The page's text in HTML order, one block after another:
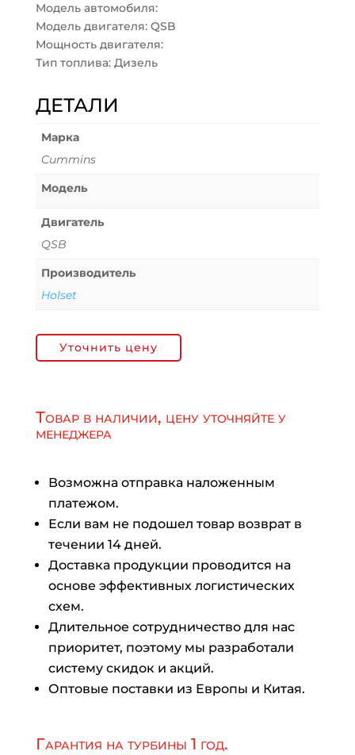
Модель автомобиля:
Модель двигателя: QSB
Мощность двигателя:
Тип топлива: Дизель
ДЕТАЛИ
Марка
Cummins
Модель
Двигатель
QSB
Производитель
Holset
Уточнить цену
Товар в наличии, цену уточняйте у
менеджера
Возможна отправка наложенным
платежом.
Если вам не подошел товар возврат в
течении 14 дней.
Доставка продукции проводится на
основе эффективных логистических
схем.
Длительное сотрудничество для нас
приоритет, поэтому мы разработали
систему скидок и акций.
Оптовые поставки из Европы и Китая.
Гарантия на турбины 1 год.